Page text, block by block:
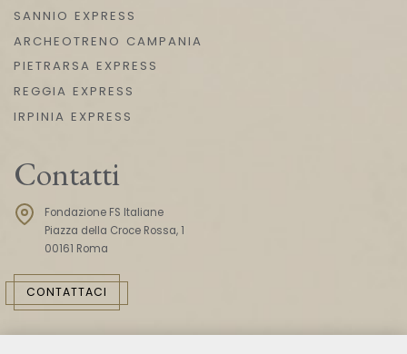
SANNIO EXPRESS
ARCHEOTRENO CAMPANIA
PIETRARSA EXPRESS
REGGIA EXPRESS
IRPINIA EXPRESS
Contatti
Fondazione FS Italiane
Piazza della Croce Rossa, 1
00161 Roma
CONTATTACI